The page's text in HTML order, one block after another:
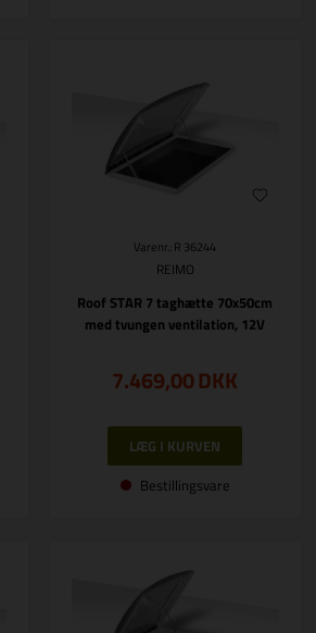
Varenr.: R 36244
REIMO
Roof STAR 7 taghætte 70x50cm
med tvungen ventilation, 12V
7.469,00DKK
Bestillingsvare